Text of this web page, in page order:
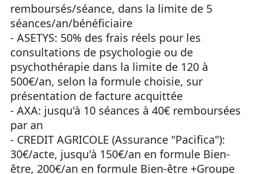
remboursés/séance, dans la limite de 5
séances/an/bénéficiaire
- ASETYS: 50% des frais réels pour les
consultations de psychologie ou de
psychothérapie dans la limite de 120 à
500€/an, selon la formule choisie, sur
présentation de facture acquittée
- AXA: jusqu'à 10 séances à 40€ remboursées
par an
- CREDIT AGRICOLE (Assurance "Pacifica"):
30€/acte, jusqu'à 150€/an en formule Bien-
être, 200€/an en formule Bien-être +Groupe